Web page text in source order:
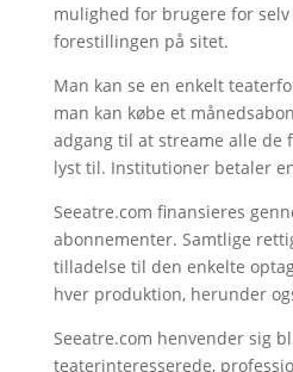
mulighed for brugere for
forestillingen på sitet.
Man kan se en enkelt
man kan købe et
adgang til at streame alle de
lyst til. Institutioner betaler
Seeatre.com finansieres
abonnementer. Samtlige
tilladelse til den enkelte
hver produktion, herunder
Seeatre.com henvender sig
teaterinteresserede,